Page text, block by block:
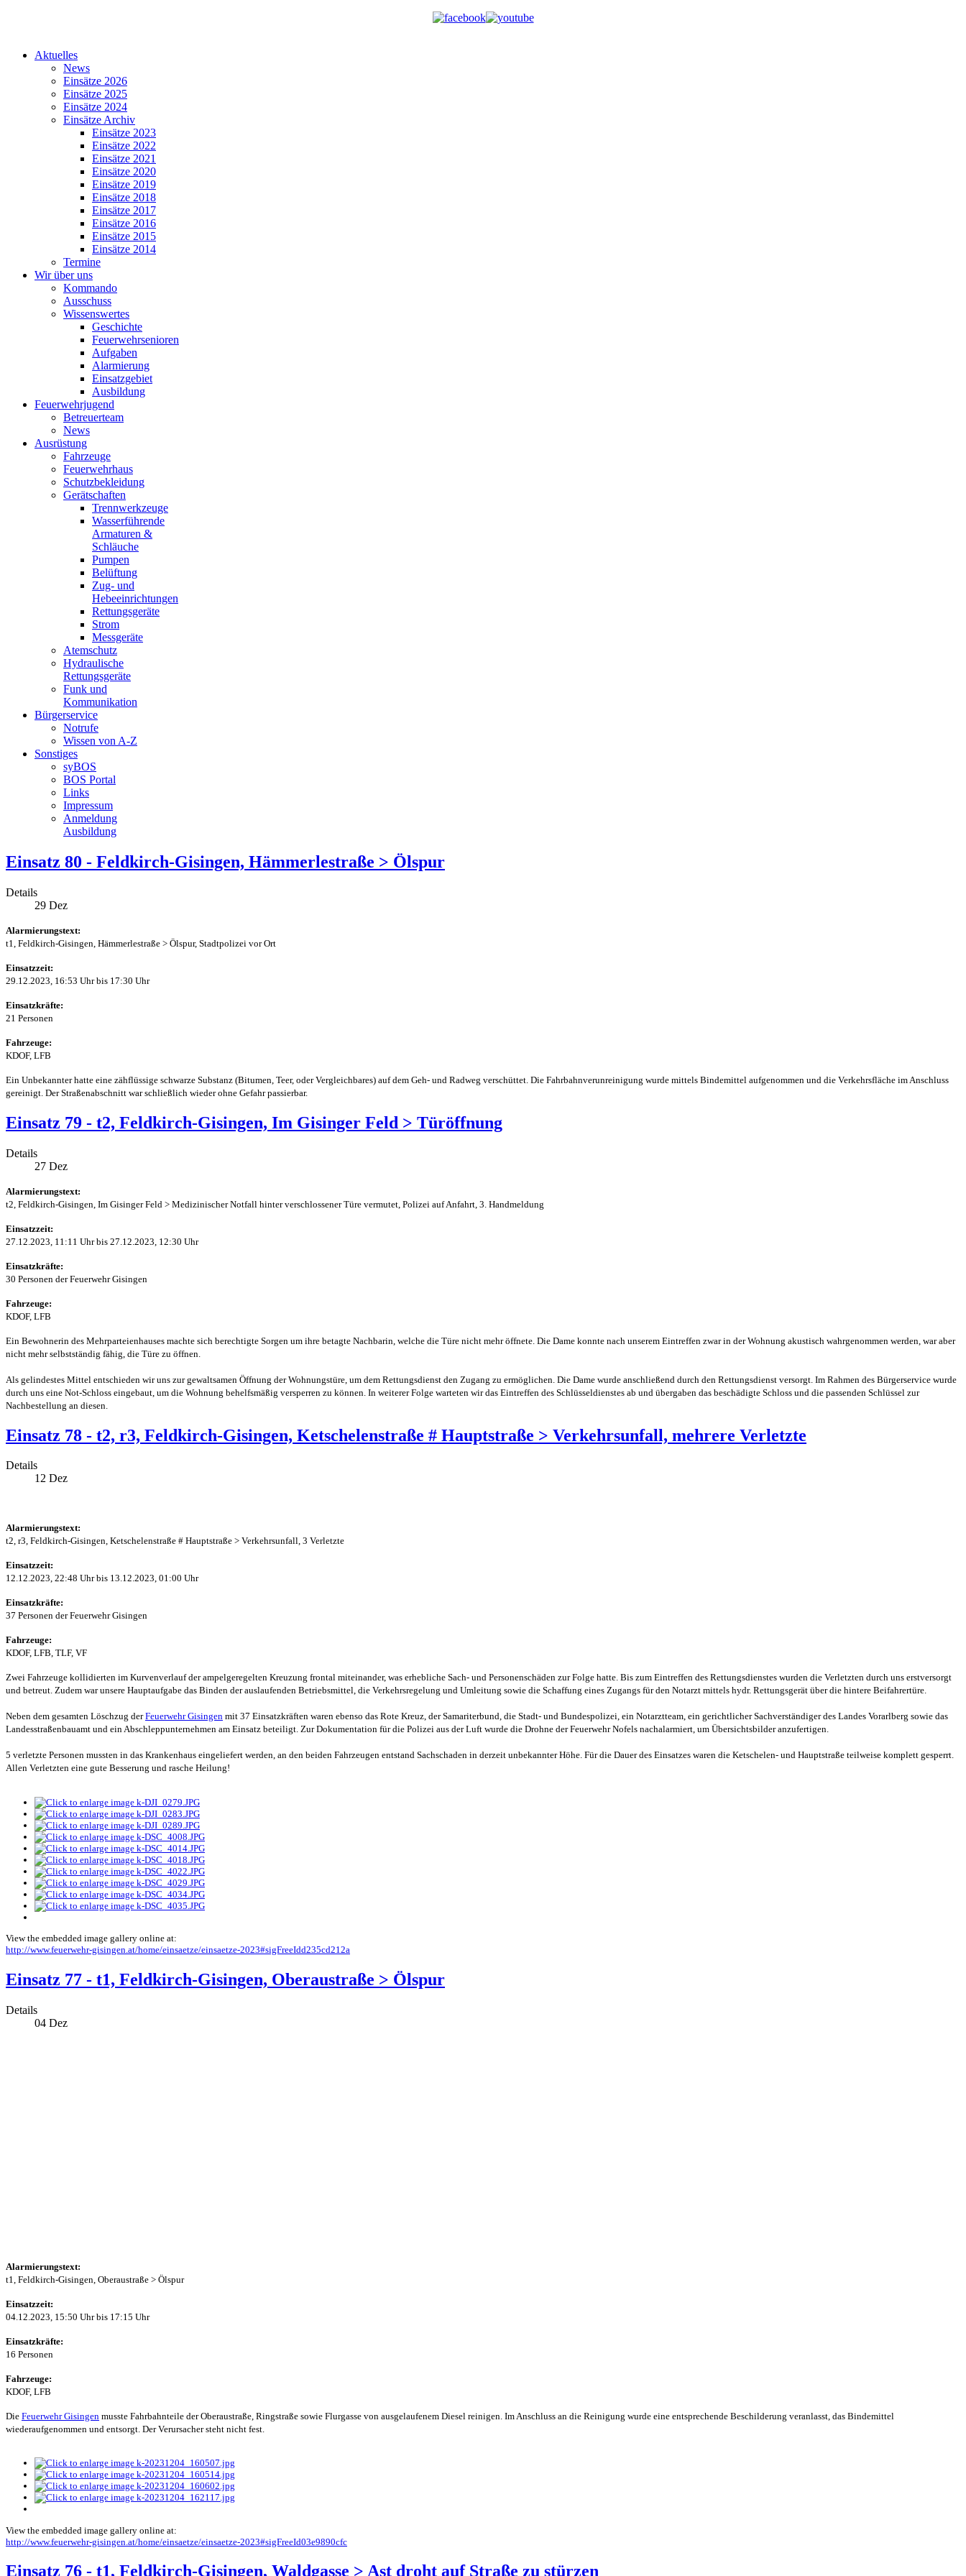
Aktuelles
News
Einsätze 2026
Einsätze 2025
Einsätze 2024
Einsätze Archiv
Einsätze 2023
Einsätze 2022
Einsätze 2021
Einsätze 2020
Einsätze 2019
Einsätze 2018
Einsätze 2017
Einsätze 2016
Einsätze 2015
Einsätze 2014
Termine
Wir über uns
Kommando
Ausschuss
Wissenswertes
Geschichte
Feuerwehrsenioren
Aufgaben
Alarmierung
Einsatzgebiet
Ausbildung
Feuerwehrjugend
Betreuerteam
News
Ausrüstung
Fahrzeuge
Feuerwehrhaus
Schutzbekleidung
Gerätschaften
Trennwerkzeuge
Wasserführende
Armaturen &
Schläuche
Pumpen
Belüftung
Zug- und
Hebeeinrichtungen
Rettungsgeräte
Strom
Messgeräte
Atemschutz
Hydraulische
Rettungsgeräte
Funk und
Kommunikation
Bürgerservice
Notrufe
Wissen von A-Z
Sonstiges
syBOS
BOS Portal
Links
Impressum
Anmeldung
Ausbildung
Einsatz 80 - Feldkirch-Gisingen, Hämmerlestraße > Ölspur
Details
29 Dez
Alarmierungstext:
t1, Feldkirch-Gisingen, Hämmerlestraße > Ölspur, Stadtpolizei vor Ort
Einsatzzeit:
29.12.2023, 16:53 Uhr bis 17:30 Uhr
Einsatzkräfte:
21 Personen
Fahrzeuge:
KDOF, LFB
Ein Unbekannter hatte eine zähflüssige schwarze Substanz (Bitumen, Teer, oder Vergleichbares) auf dem Geh- und Radweg verschüttet. Die Fahrbahnverunreinigung wurde mittels Bindemittel aufgenommen und die Verkehrsfläche im Anschluss
gereinigt. Der Straßenabschnitt war schließlich wieder ohne Gefahr passierbar.
Einsatz 79 - t2, Feldkirch-Gisingen, Im Gisinger Feld > Türöffnung
Details
27 Dez
Alarmierungstext:
t2, Feldkirch-Gisingen, Im Gisinger Feld > Medizinischer Notfall hinter verschlossener Türe vermutet, Polizei auf Anfahrt, 3. Handmeldung
Einsatzzeit:
27.12.2023, 11:11 Uhr bis 27.12.2023, 12:30 Uhr
Einsatzkräfte:
30 Personen der Feuerwehr Gisingen
Fahrzeuge:
KDOF, LFB
Ein Bewohnerin des Mehrparteienhauses machte sich berechtigte Sorgen um ihre betagte Nachbarin, welche die Türe nicht mehr öffnete. Die Dame konnte nach unserem Eintreffen zwar in der Wohnung akustisch wahrgenommen werden, war aber
nicht mehr selbstständig fähig, die Türe zu öffnen.
Als gelindestes Mittel entschieden wir uns zur gewaltsamen Öffnung der Wohnungstüre, um dem Rettungsdienst den Zugang zu ermöglichen. Die Dame wurde anschließend durch den Rettungsdienst versorgt. Im Rahmen des Bürgerservice wurde
durch uns eine Not-Schloss eingebaut, um die Wohnung behelfsmäßig versperren zu können. In weiterer Folge warteten wir das Eintreffen des Schlüsseldienstes ab und übergaben das beschädigte Schloss und die passenden Schlüssel zur
Nachbestellung an diesen.
Einsatz 78 - t2, r3, Feldkirch-Gisingen, Ketschelenstraße # Hauptstraße > Verkehrsunfall, mehrere Verletzte
Details
12 Dez
Alarmierungstext:
t2, r3, Feldkirch-Gisingen, Ketschelenstraße # Hauptstraße > Verkehrsunfall, 3 Verletzte
Einsatzzeit:
12.12.2023, 22:48 Uhr bis 13.12.2023, 01:00 Uhr
Einsatzkräfte:
37 Personen der Feuerwehr Gisingen
Fahrzeuge:
KDOF, LFB, TLF, VF
Zwei Fahrzeuge kollidierten im Kurvenverlauf der ampelgeregelten Kreuzung frontal miteinander, was erhebliche Sach- und Personenschäden zur Folge hatte. Bis zum Eintreffen des Rettungsdienstes wurden die Verletzten durch uns erstversorgt
und betreut. Zudem war unsere Hauptaufgabe das Binden der auslaufenden Betriebsmittel, die Verkehrsregelung und Umleitung sowie die Schaffung eines Zugangs für den Notarzt mittels hydr. Rettungsgerät über die hintere Beifahrertüre.
Neben dem gesamten Löschzug derFeuerwehr Gisingen mit 37 Einsatzkräften waren ebenso das Rote Kreuz, der Samariterbund, die Stadt- und Bundespolizei, ein Notarztteam, ein gerichtlicher Sachverständiger des Landes Vorarlberg sowie das
Landesstraßenbauamt und ein Abschleppunternehmen am Einsatz beteiligt. Zur Dokumentation für die Polizei aus der Luft wurde die Drohne der Feuerwehr Nofels nachalarmiert, um Übersichtsbilder anzufertigen.
5 verletzte Personen mussten in das Krankenhaus eingeliefert werden, an den beiden Fahrzeugen entstand Sachschaden in derzeit unbekannter Höhe. Für die Dauer des Einsatzes waren die Ketschelen- und Hauptstraße teilweise komplett gesperrt.
Allen Verletzten eine gute Besserung und rasche Heilung!
View the embedded image gallery online at:
http://www.feuerwehr-gisingen.at/home/einsaetze/einsaetze-2023#sigFreeIdd235cd212a
Einsatz 77 - t1, Feldkirch-Gisingen, Oberaustraße > Ölspur
Details
04 Dez
Alarmierungstext:
t1, Feldkirch-Gisingen, Oberaustraße > Ölspur
Einsatzzeit:
04.12.2023, 15:50 Uhr bis 17:15 Uhr
Einsatzkräfte:
16 Personen
Fahrzeuge:
KDOF, LFB
Die Feuerwehr Gisingen musste Fahrbahnteile der Oberaustraße, Ringstraße sowie Flurgasse von ausgelaufenem Diesel reinigen. Im Anschluss an die Reinigung wurde eine entsprechende Beschilderung veranlasst, das Bindemittel
wiederaufgenommen und entsorgt. Der Verursacher steht nicht fest.
View the embedded image gallery online at:
http://www.feuerwehr-gisingen.at/home/einsaetze/einsaetze-2023#sigFreeId03e9890cfc
Einsatz 76 - t1, Feldkirch-Gisingen, Waldgasse > Ast droht auf Straße zu stürzen